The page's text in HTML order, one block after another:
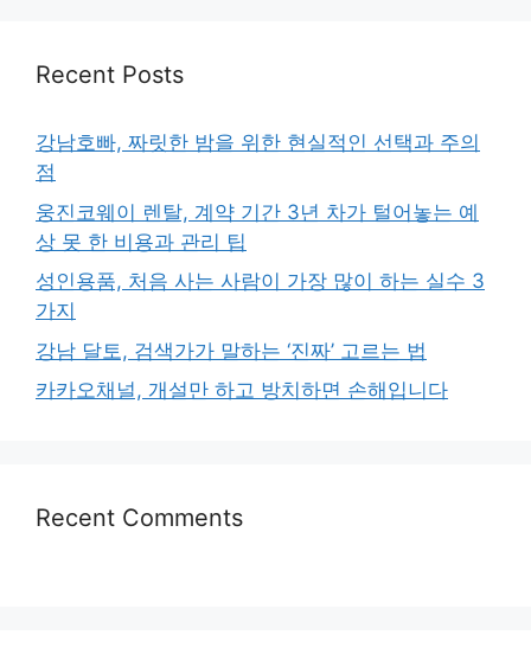
Recent Posts
강남호빠, 짜릿한 밤을 위한 현실적인 선택과 주의
점
웅진코웨이 렌탈, 계약 기간 3년 차가 털어놓는 예
상 못 한 비용과 관리 팁
성인용품, 처음 사는 사람이 가장 많이 하는 실수 3
가지
강남 달토, 검색가가 말하는 ‘진짜’ 고르는 법
카카오채널, 개설만 하고 방치하면 손해입니다
Recent Comments